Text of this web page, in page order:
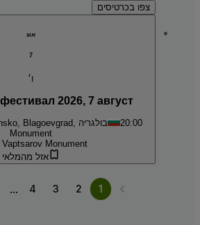
צפו בכרטיסים
אוג
фестивал 2026, 7 август
20:00 Bansko, Blagoevgrad, בולגריה
Monument
Vaptsarov Monument
אזל מהמלאי
1